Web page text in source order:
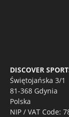
DISCOVER
Świętojańska 3/1
81-368 Gdynia
Polska
NIP / VAT Code: